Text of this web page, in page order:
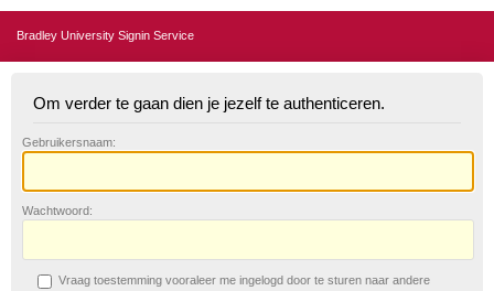
Bradley University Signin Service
Om verder te gaan dien je jezelf te authenticeren.
Gebruikersnaam:
Wachtwoord:
Vraag toestemming vooraleer me ingelogd door te sturen naar andere